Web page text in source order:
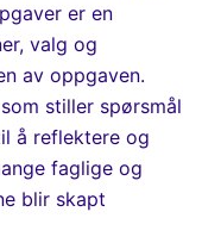
er en
valg og
av oppgaven.
stiller spørsmål
å reflektere og
faglige og
blir skapt